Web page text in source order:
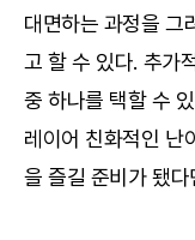
대면하는 과정을 그
고 할 수 있다. 추가
중 하나를 택할 수
레이어 친화적인 난
을 즐길 준비가 됐